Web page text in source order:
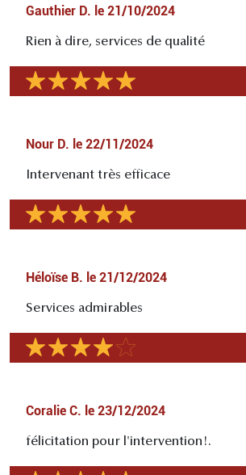
Gauthier D. le 21/10/2024
Rien à dire, services de qualité
Nour D. le 22/11/2024
Intervenant très efficace
Héloïse B. le 21/12/2024
Services admirables
Coralie C. le 23/12/2024
félicitation pour l'intervention!.